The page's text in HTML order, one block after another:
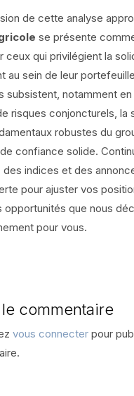
de cette analyse
se présente
ceux qui privilégient la
au sein de leur
subsistent, notamment
risques conjoncturels, la
robustes du
confiance solide.
des indices et des
pour ajuster vos
opportunités que nous
pour vous.
le commentaire
vous connecterpour